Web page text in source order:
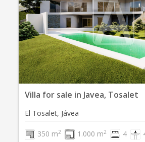
Villa for sale in Javea, Tosalet
El Tosalet, Jávea
350 m2 1.000 m2 4